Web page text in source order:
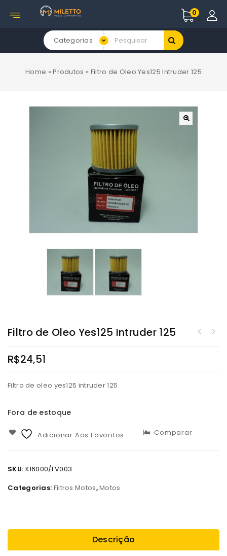
0
Categorias
Home »Produtos » Filtro de Oleo Yes125 Intruder 125
Filtro de Oleo Yes125 Intruder 125
R$24,51
Filtro de oleo yes125 intruder 125
Fora de estoque
Adicionar Aos Favoritos. Comparar
SKU: K16000/FV003
Categorias: Filtros Motos,Motos
Descrição